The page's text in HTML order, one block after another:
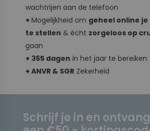
wachtrijen aan de telefoon
+ Mogelijkheid om geheel online
te stellen & écht zorgeloos op
gaan
+ 365 dagen in het jaar te bereiken
+ ANVR & SGR Zekerheid
Schrijf je in en